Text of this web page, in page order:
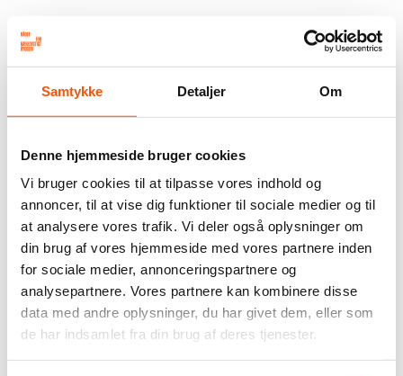
Samtykke Detaljer Om
Denne hjemmeside bruger cookies
Vi bruger cookies til at tilpasse vores indhold og
annoncer, til at vise dig funktioner til sociale medier og til
at analysere vores trafik. Vi deler også oplysninger om
din brug af vores hjemmeside med vores partnere inden
for sociale medier, annonceringspartnere og
analysepartnere. Vores partnere kan kombinere disse
data med andre oplysninger, du har givet dem, eller som
de har indsamlet fra din brug af deres tjenester.